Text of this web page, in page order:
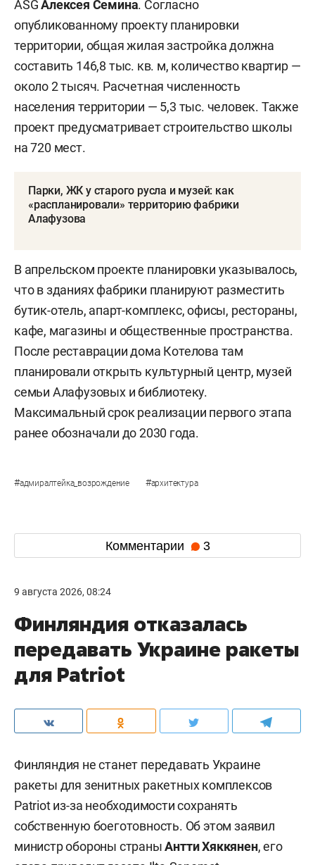
ASGАлексея Семина. Согласно
опубликованному проекту планировки
территории, общая жилая застройка должна
составить 146,8 тыс. кв. м, количество квартир —
около 2 тысяч. Расчетная численность
населения территории — 5,3 тыс. человек. Также
проект предусматривает строительство школы
на 720 мест.
Парки, ЖК у старого русла и музей: как
«распланировали» территорию фабрики
Алафузова
В апрельском проекте планировки указывалось,
что в зданиях фабрики планируют разместить
бутик-отель, апарт-комплекс, офисы, рестораны,
кафе, магазины и общественные пространства.
После реставрации дома Котелова там
планировали открыть культурный центр, музей
семьи Алафузовых и библиотеку.
Максимальный срок реализации первого этапа
ранее обозначали до 2030 года.
#адмиралтейка_возрождение #архитектура
Комментарии 3
9 августа 2026, 08:24
Финляндия отказалась
передавать Украине ракеты
для Patriot
Финляндия не станет передавать Украине
ракеты для зенитных ракетных комплексов
Patriot из-за необходимости сохранять
собственную боеготовность. Об этом заявил
министр обороны страныАнтти Хяккянен, его